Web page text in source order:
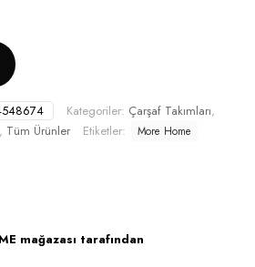
Kategoriler: Çarşaf Takımları,
, Tüm Ürünler Etiketler: More Home
mağazası tarafından